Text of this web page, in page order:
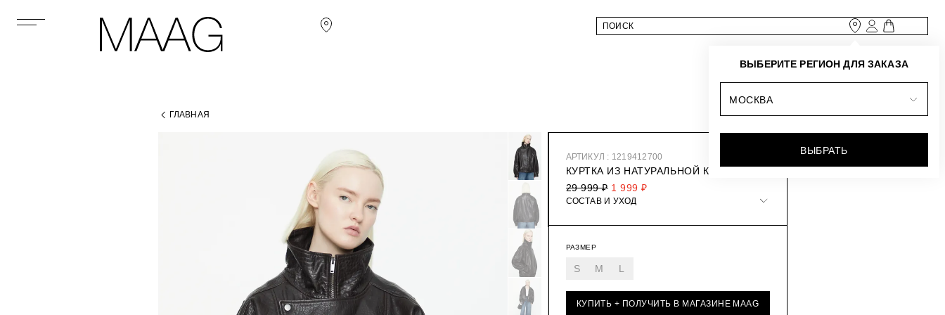
ГЛАВНАЯ
АРТИКУЛ : 1219412700
КУРТКА ИЗ НАТУРАЛЬНОЙ КОЖИ
1 999 ₽
29 999 ₽
СОСТАВ И УХОД
РАЗМЕР
S M L
КУПИТЬ + ПОЛУЧИТЬ В МАГАЗИНЕ MAAG
ВЫБЕРИТЕ РЕГИОН ДЛЯ ЗАКАЗА
МОСКВА
ВЫБРАТЬ